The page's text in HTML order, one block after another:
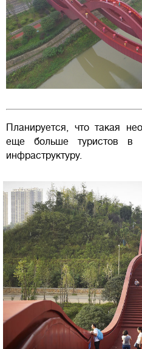
Планируется, что такая
еще больше туристов в
инфраструктуру.